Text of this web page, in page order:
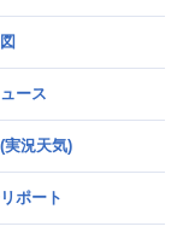
ース
実況天気)
ポート